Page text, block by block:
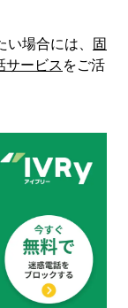
い場合には、
固
サービス をご活